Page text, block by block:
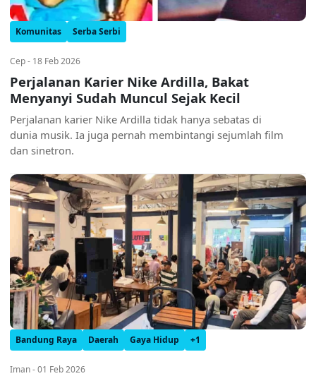
Komunitas Serba Serbi
Cep - 18 Feb 2026
Perjalanan Karier Nike Ardilla, Bakat
Menyanyi Sudah Muncul Sejak Kecil
Perjalanan karier Nike Ardilla tidak hanya sebatas di
dunia musik. Ia juga pernah membintangi sejumlah film
dan sinetron.
Bandung Raya Daerah Gaya Hidup +1
Iman - 01 Feb 2026